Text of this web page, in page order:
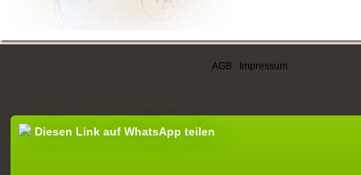
AGB Impressum
Diesen Link auf WhatsApp teilen